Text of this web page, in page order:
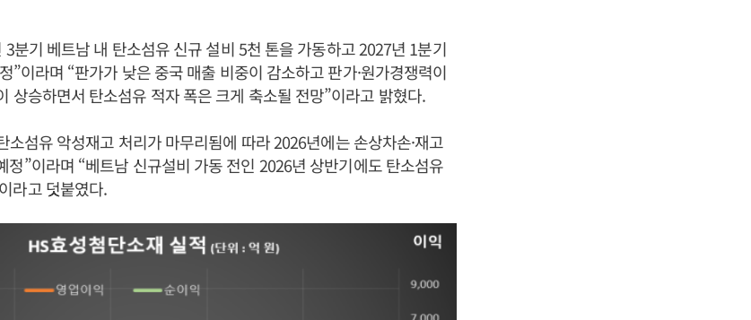
분기 베트남 내 탄소섬유 신규 설비 5천 톤을 가동하고 2027년 1분기
”이라며 “판가가 낮은 중국 매출 비중이 감소하고 판가·원가경쟁력이
상승하면서 탄소섬유 적자 폭은 크게 축소될 전망”이라고 밝혔다.
소섬유 악성재고 처리가 마무리됨에 따라 2026년에는 손상차손·재고
정”이라며 “베트남 신규설비 가동 전인 2026년 상반기에도 탄소섬유
라고 덧붙였다.